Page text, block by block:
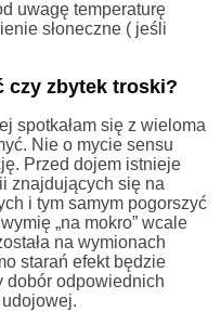
uwagę temperaturę
słoneczne ( jeśli
czy zbytek troski?
spotkałam się z wieloma
Nie o mycie sensu
Przed dojem istnieje
znajdujących się na
i tym samym pogorszyć
„na mokro” wcale
na wymionach
starań efekt będzie
dobór odpowiednich